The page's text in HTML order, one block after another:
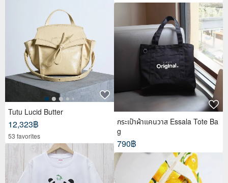
Tutu Lucid Butter
12,323฿
53 favorites
กระเป๋าผ้าแคนวาส Essala Tote Ba
g
790฿